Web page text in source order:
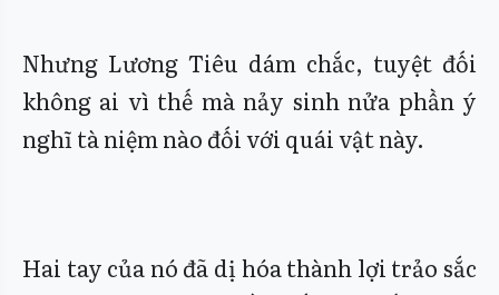
Nhưng Lương Tiêu dám chắc, tuyệt đối
không ai vì thế mà nảy sinh nửa phần ý
nghĩ tà niệm nào đối với quái vật này.
Hai tay của nó đã dị hóa thành lợi trảo sắc